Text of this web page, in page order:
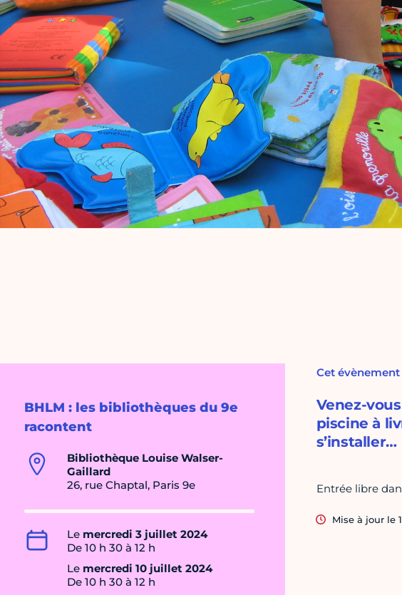
BHLM : les bibliothèques du 9e
racontent
Bibliothèque Louise Walser-
Gaillard
26, rue Chaptal, Paris 9e
Le mercredi 3 juillet 2024
De 10 h 30 à 12 h
Le mercredi 10 juillet 2024
De 10 h 30 à 12 h
Cet
Venez-
piscine à
s’installer…
Entrée libre
Mise à jour le